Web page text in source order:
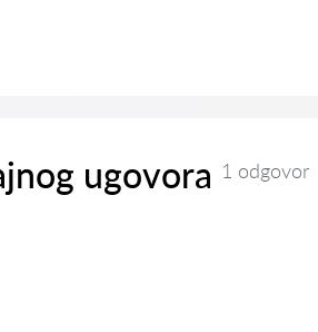
ugovora 1 odgovor